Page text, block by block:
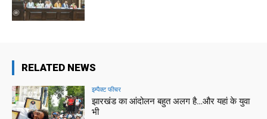
RELATED NEWS
इम्पैक्ट फीचर
झारखंड का आंदोलन बहुत अलग है…और यहां के युवा
भी